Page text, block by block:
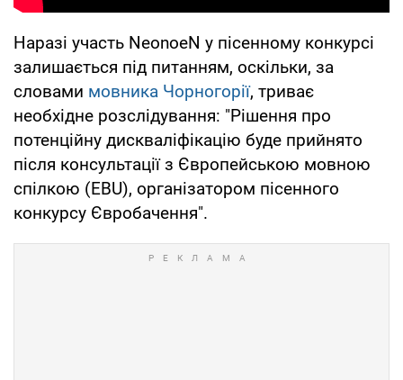
Наразі участь NeonoeN у пісенному конкурсі
залишається під питанням, оскільки, за
словами мовника Чорногорії, триває
необхідне розслідування: "Рішення про
потенційну дискваліфікацію буде прийнято
після консультації з Європейською мовною
спілкою (EBU), організатором пісенного
конкурсу Євробачення".